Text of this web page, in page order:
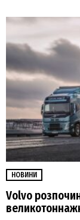
НОВИНИ
Volvo